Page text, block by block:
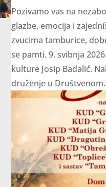
Pozivamo vas na
glazbe, emocija i
zvucima tamburice,
se pamti. 9. svibnja
kulture Josip Badalić.
druženje u